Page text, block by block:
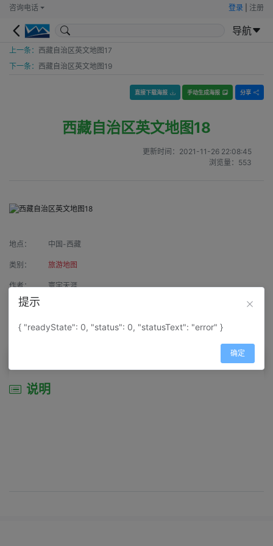
咨询电话 登录 注册
导航
上一条： 西藏自治区英文地图17
下一条： 西藏自治区英文地图19
直接下载海报 手动生成海报 分享
西藏自治区英文地图18
更新时间： 2021-11-26 22:08:45
浏览量： 553
地点： 中国-西藏
类别： 旅游地图
作者： 寰宇天涯
来源：
属性： 地图属性： 地图类型-交通线路图
说明
提示
{ "readyState": 0, "status": 0, "statusText": "error" }
确定